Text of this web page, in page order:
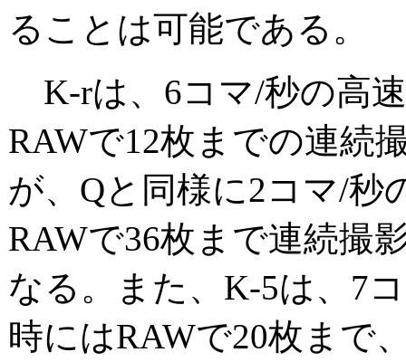
ることは可能である。
K-rは、6コマ/秒の高
RAWで12枚までの連続
が、Qと同様に2コマ/秒
RAWで36枚まで連続撮
なる。また、K-5は、7
時にはRAWで20枚まで